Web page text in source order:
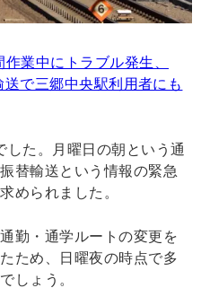
業中にトラブル発生、
で三郷中央駅利用者にも
した。月曜日の朝という通
替輸送という情報の緊急
められました。
勤・通学ルートの変更を
ため、日曜夜の時点で多
しょう。